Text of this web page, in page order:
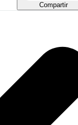
Compartir